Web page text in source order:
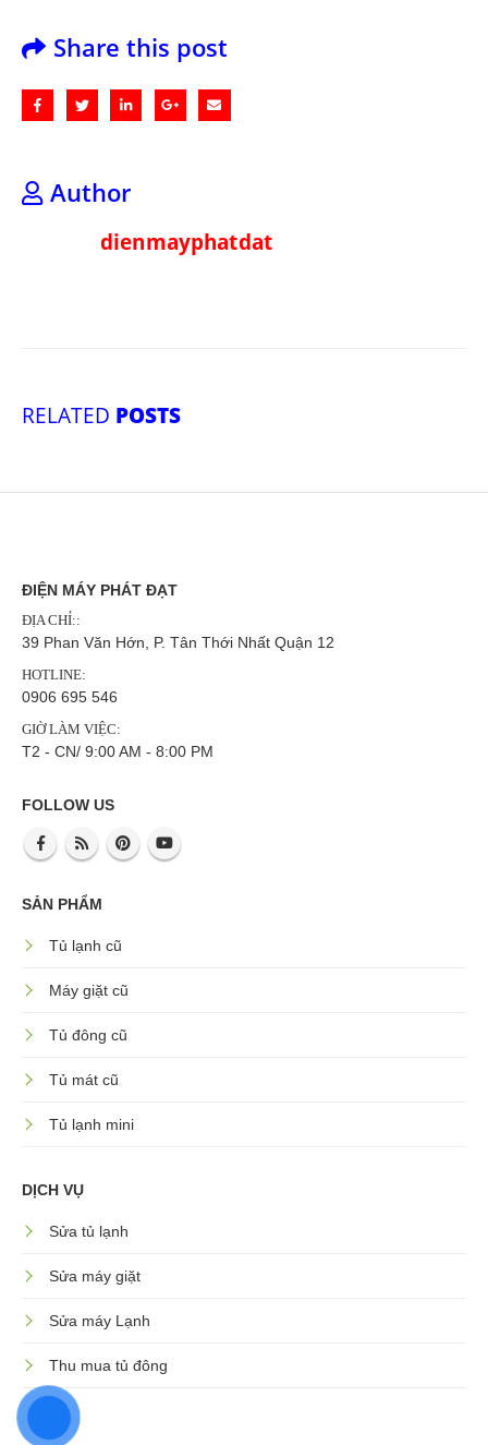
Share this post
Author
dienmayphatdat
RELATED POSTS
ĐIỆN MÁY PHÁT ĐẠT
ĐỊA CHỈ::
39 Phan Văn Hớn, P. Tân Thới Nhất Quận 12
HOTLINE:
0906 695 546
GIỜ LÀM VIỆC:
T2 - CN/ 9:00 AM - 8:00 PM
FOLLOW US
SẢN PHẨM
Tủ lạnh cũ
Máy giặt cũ
Tủ đông cũ
Tủ mát cũ
Tủ lạnh mini
DỊCH VỤ
Sửa tủ lạnh
Sửa máy giặt
Sửa máy Lạnh
Thu mua tủ đông